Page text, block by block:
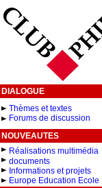
DIALOGUE
Thèmes et textes
Forums de discussion
NOUVEAUTES
Réalisations multimédia
documents
Informations et projets
Europe Education Ecole